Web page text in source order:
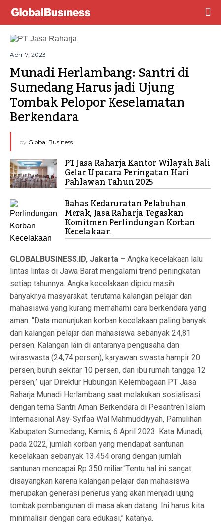
April 7, 2023
Munadi Herlambang: Santri di
Sumedang Harus jadi Ujung
Tombak Pelopor Keselamatan
Berkendara
by Global Business
PT Jasa Raharja Kantor Wilayah Bali
Gelar Upacara Peringatan Hari
Pahlawan Tahun 2025
Bahas Kedaruratan Pelabuhan
Merak, Jasa Raharja Tegaskan
Komitmen Perlindungan Korban
Kecelakaan
GLOBALBUSINESS.ID, Jakarta – Angka kecelakaan lalu
lintas lintas di Jawa Barat mengalami trend peningkatan
setiap tahunnya. Angka kecelakaan dipicu masih
banyaknya masyarakat, terutama kalangan pelajar dan
mahasiswa yang kurang memahami cara berkendara yang
aman. “Data menunjukan korban kecelakaan paling banyak
dari kalangan pelajar dan mahasiswa sebanyak 24,81
persen. Kalangan lain di antaranya pengusaha dan
wiraswasta (24,74 persen), karyawan swasta hampir 20
persen, buruh sekitar 10 persen, dan ibu rumah tangga 12
persen,” ujar Direktur Hubungan Kelembagaan PT Jasa
Raharja Munadi Herlambang saat melakukan sosialisasi
dengan tema Santri Aman Berkendara di Pesantren Islam
Internasional Asy-Syifaa Wal Mahmuddiyyah, Pamulihan
Kabupaten Sumedang, Kamis, 6 April 2023. Kata Munadi,
pada 2022, jumlah korban yang mendapat santunan
kecelakaan sebanyak 13.454 orang dengan jumlah
santunan mencapai Rp 350 miliar.“Tentu hal ini sangat
disayangkan karena kalangan pelajar dan mahasiswa
merupakan generasi penerus yang akan menjadi ujung
tombak pembangunan di masa akan datang. Ini harus kita
minimalisir dengan cara edukasi,” katanya.